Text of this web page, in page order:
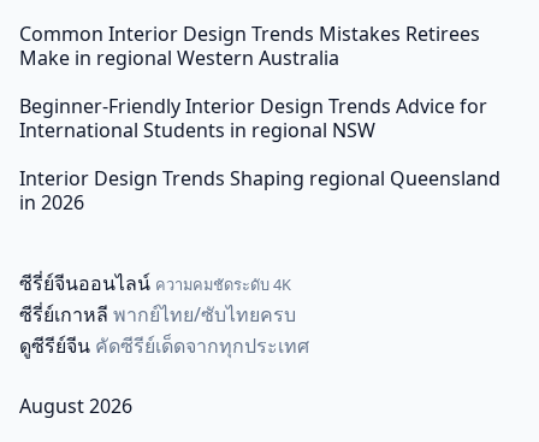
Common Interior Design Trends Mistakes Retirees
Make in regional Western Australia
Beginner-Friendly Interior Design Trends Advice for
International Students in regional NSW
Interior Design Trends Shaping regional Queensland
in 2026
ซีรี่ย์จีนออนไลน์ ความคมชัดระดับ 4K
ซีรี่ย์เกาหลี พากย์ไทย/ซับไทยครบ
ดูซีรีย์จีน คัดซีรีย์เด็ดจากทุกประเทศ
August 2026